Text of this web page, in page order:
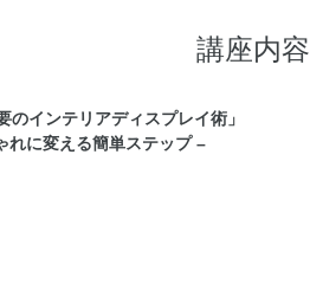
講座内容
のインテリアディスプレイ術」
れに変える簡単ステップ –